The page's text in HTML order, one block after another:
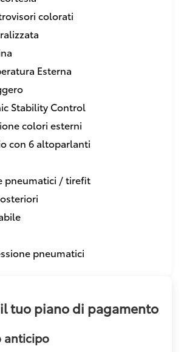
colorati
Esterna
Stability Control
colori esterni
con 6 altoparlanti
pneumatici / tirefit
pneumatici
tuo piano di pagamento
anticipo